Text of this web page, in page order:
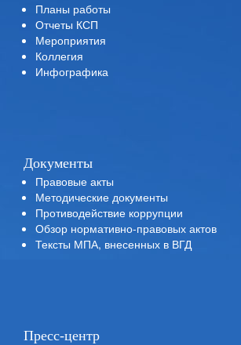
Планы работы
Отчеты КСП
Мероприятия
Коллегия
Инфографика
Документы
Правовые акты
Методические документы
Противодействие коррупции
Обзор нормативно-правовых актов
Тексты МПА, внесенных в ВГД
Пресс-центр